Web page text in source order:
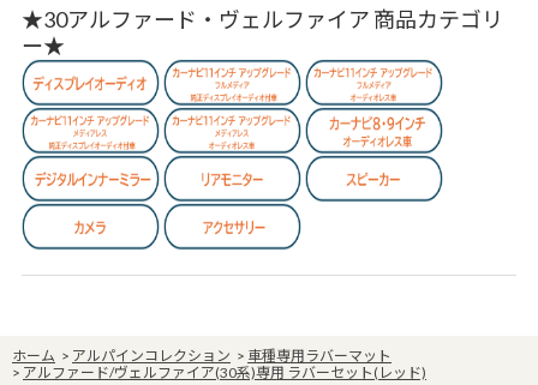
★30アルファード・ヴェルファイア 商品カテゴリ
ー★
ホーム > アルパインコレクション > 車種専用ラバーマット
> アルファード/ヴェルファイア(30系)専用 ラバーセット(レッド)